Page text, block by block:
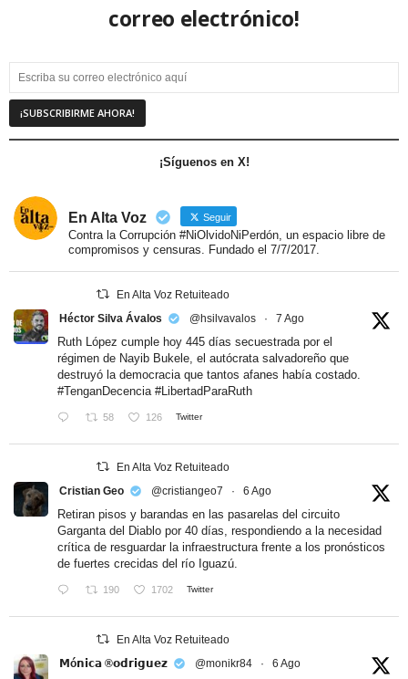
correo electrónico!
¡Síguenos en X!
En Alta Voz Seguir
Contra la Corrupción #NiOlvidoNiPerdón, un espacio libre de
compromisos y censuras. Fundado el 7/7/2017.
En Alta Voz Retuiteado
Héctor Silva Ávalos
@hsilvavalos · 7 Ago
Ruth López cumple hoy 445 días secuestrada por el
régimen de Nayib Bukele, el autócrata salvadoreño que
destruyó la democracia que tantos afanes había costado.
#TenganDecencia #LibertadParaRuth
58 126 Twitter
En Alta Voz Retuiteado
Cristian Geo
@cristiangeo7 · 6 Ago
Retiran pisos y barandas en las pasarelas del circuito
Garganta del Diablo por 40 días, respondiendo a la necesidad
crítica de resguardar la infraestructura frente a los pronósticos
de fuertes crecidas del río Iguazú.
190 1702 Twitter
En Alta Voz Retuiteado
𝗠ó𝗻𝗶𝗰𝗮 ®𝗼𝗱𝗿𝗶𝗴𝘂𝗲𝘇
@monikr84 · 6 Ago